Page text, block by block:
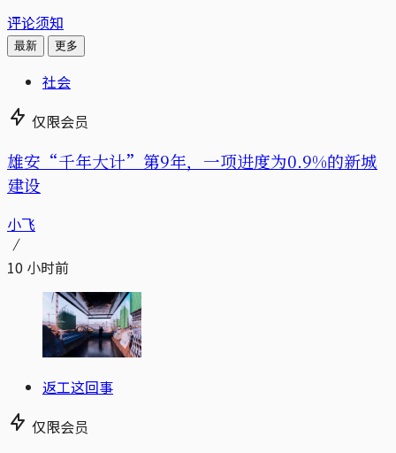
评论须知
最新 更多
社会
仅限会员
雄安“千年大计”第9年，一项进度为0.9%的新城
建设
小飞
10 小时前
返工这回事
仅限会员